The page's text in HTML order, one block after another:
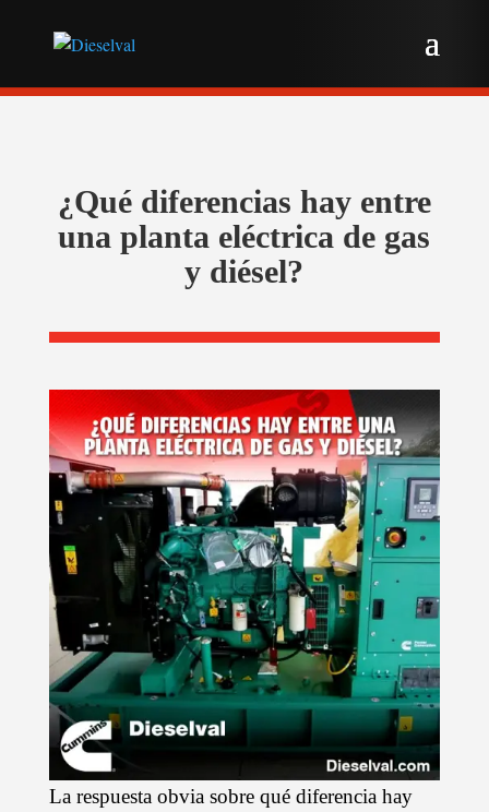
¿Qué diferencias hay entre
una planta eléctrica de gas
y diésel?
La respuesta obvia sobre qué diferencia hay